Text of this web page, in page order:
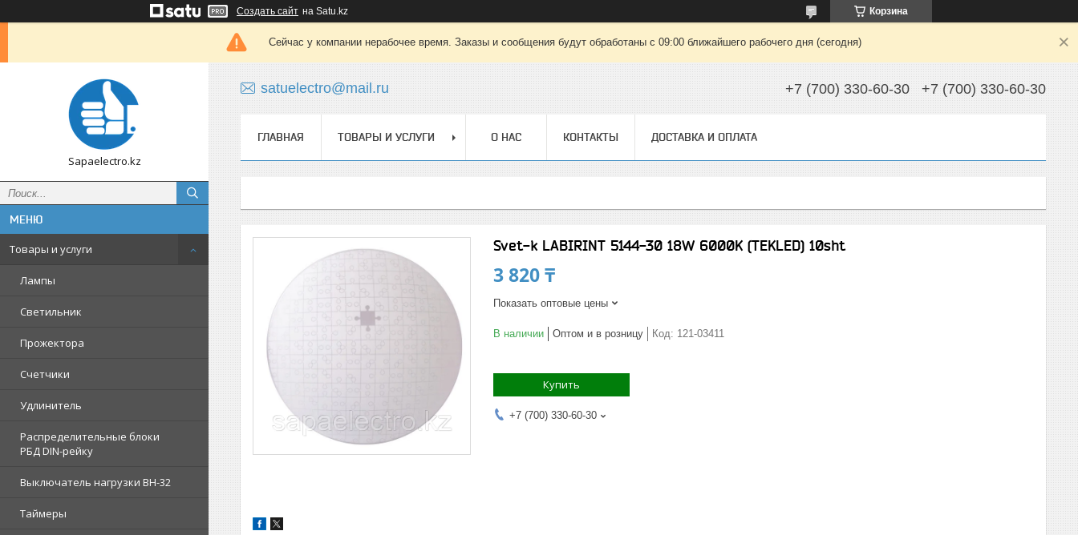
Создать сайт на Satu.kz Корзина
Сейчас у компании нерабочее время. Заказы и сообщения будут обработаны с 09:00 ближайшего рабочего дня (сегодня)
Sapaelectro.kz
Товары и услуги
Лампы
Светильник
Прожектора
Счетчики
Удлинитель
Распределительные блоки
РБД DIN-рейку
Выключатель нагрузки ВН-32
Таймеры
satuelectro@mail.ru +7 (700) 330-60-30 +7 (700) 330-60-30
ГЛАВНАЯ ТОВАРЫ И УСЛУГИ О НАС КОНТАКТЫ ДОСТАВКА И ОПЛАТА
Svet-k LABIRINT 5144-30 18W 6000K (TEKLED) 10sht
3 820 ₸
Показать оптовые цены
В наличии Оптом и в розницу Код: 121-03411
Купить
+7 (700) 330-60-30